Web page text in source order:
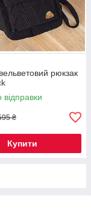
рюкзак
відправки
₴
Купити